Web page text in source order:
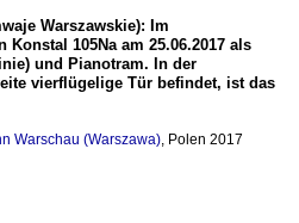
Warszawskie): Im
Konstal 105Na am 25.06.2017 als
und Pianotram. In der
vierflügelige Tür befindet, ist das
Warschau (Warszawa), Polen 2017